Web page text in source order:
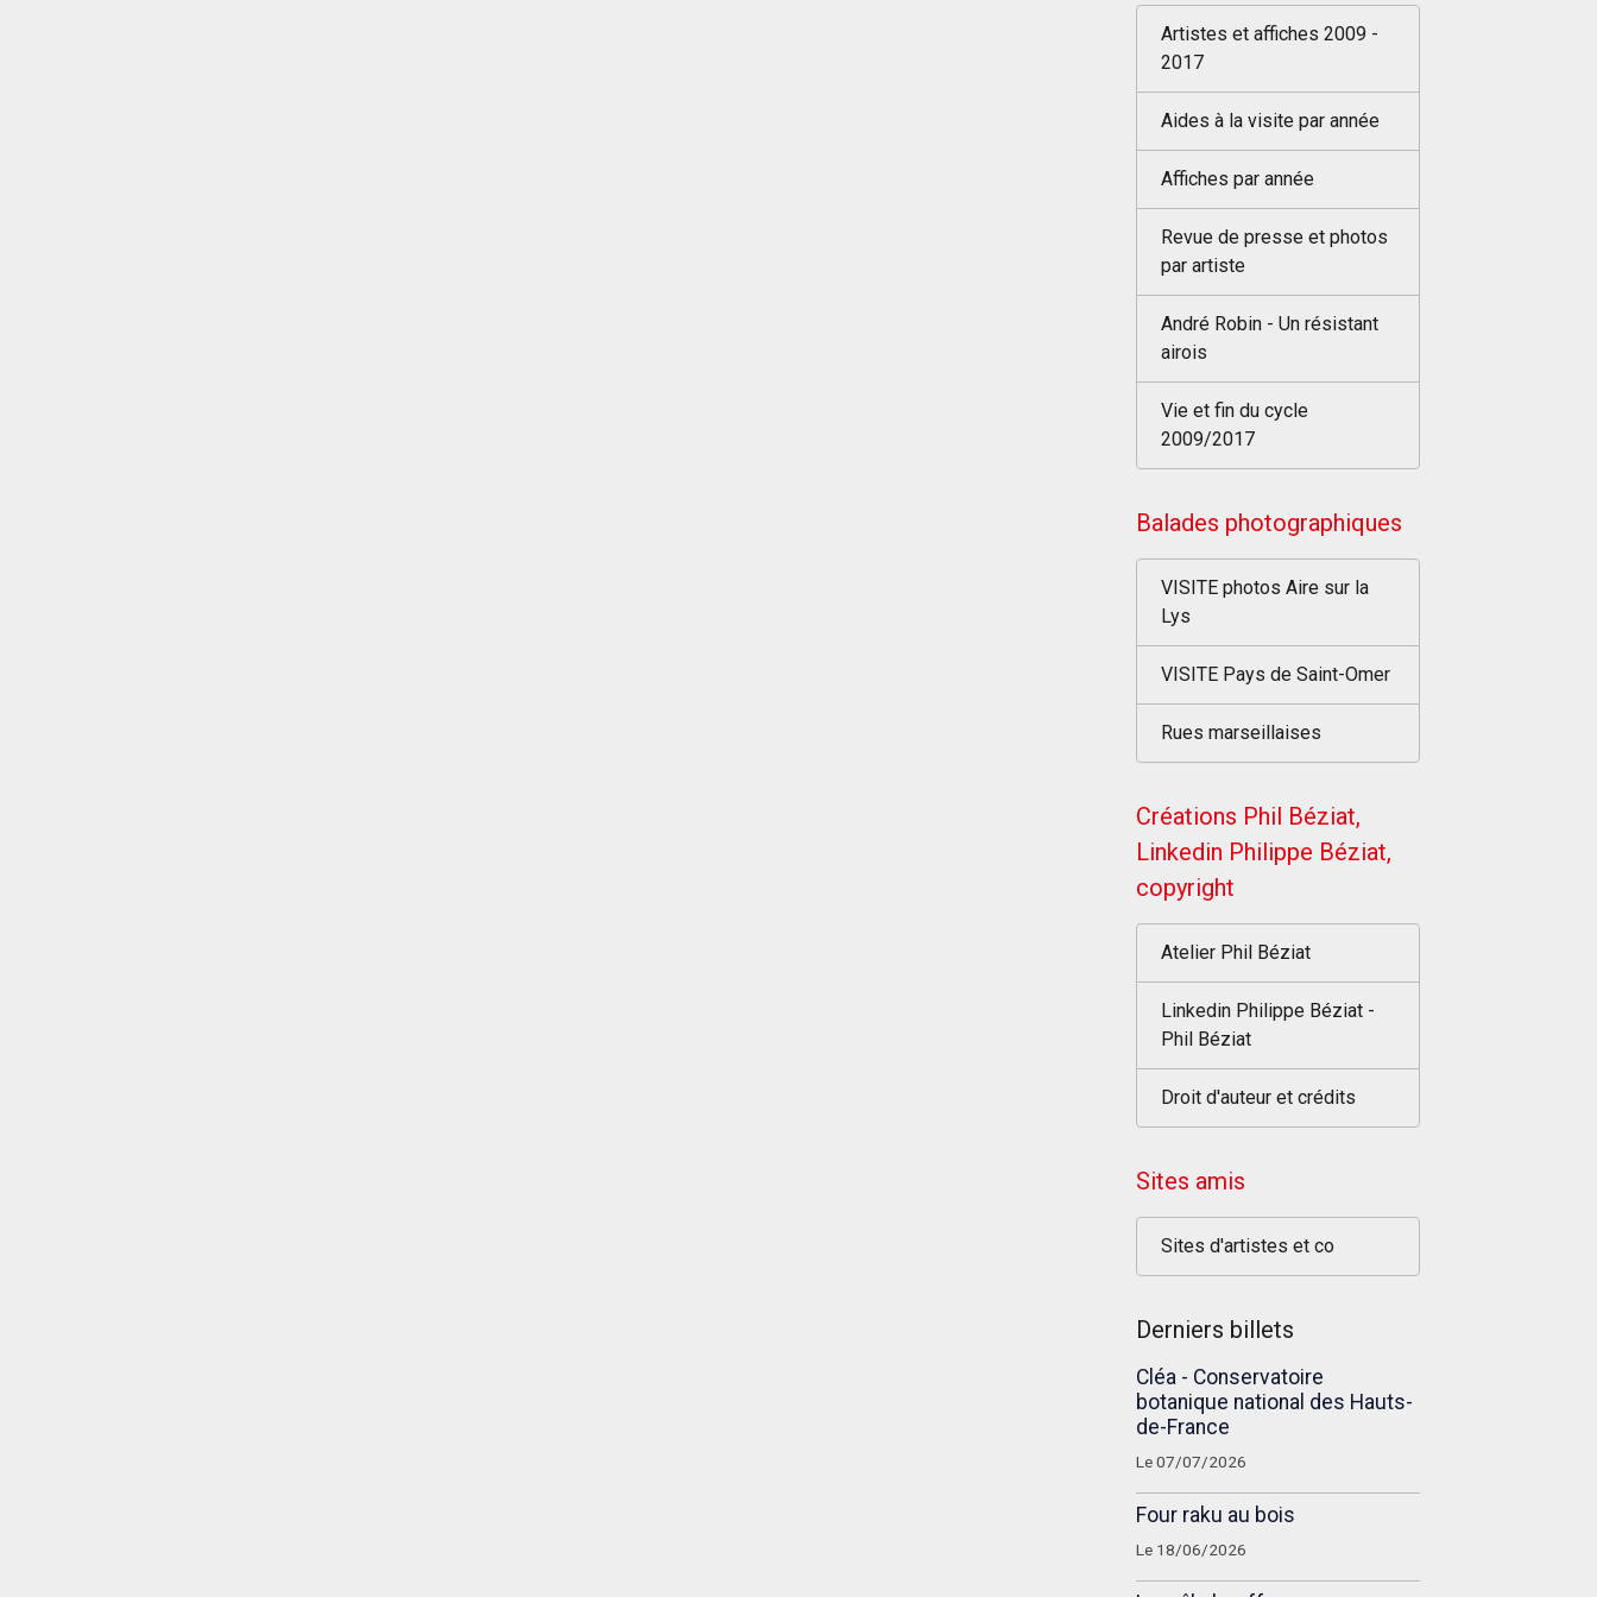
Artistes et affiches 2009 -
2017
Aides à la visite par année
Affiches par année
Revue de presse et photos
par artiste
André Robin - Un résistant
airois
Vie et fin du cycle
2009/2017
Balades photographiques
VISITE photos Aire sur la
Lys
VISITE Pays de Saint-Omer
Rues marseillaises
Créations Phil Béziat,
Linkedin Philippe Béziat,
copyright
Atelier Phil Béziat
Linkedin Philippe Béziat -
Phil Béziat
Droit d'auteur et crédits
Sites amis
Sites d'artistes et co
Derniers billets
Cléa - Conservatoire
botanique national des Hauts-
de-France
Le 07/07/2026
Four raku au bois
Le 18/06/2026